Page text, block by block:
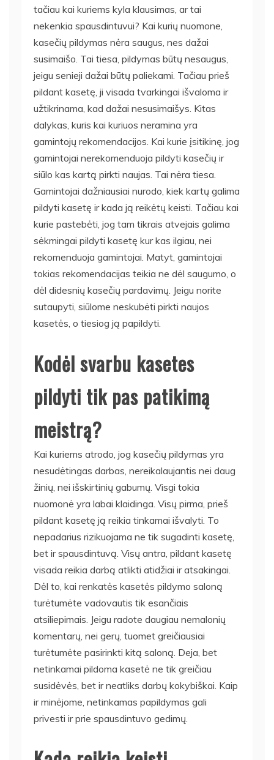
tačiau kai kuriems kyla klausimas, ar tai
nekenkia spausdintuvui? Kai kurių nuomone,
kasečių pildymas nėra saugus, nes dažai
susimaišo. Tai tiesa, pildymas būtų nesaugus,
jeigu senieji dažai būtų paliekami. Tačiau prieš
pildant kasetę, ji visada tvarkingai išvaloma ir
užtikrinama, kad dažai nesusimaišys. Kitas
dalykas, kuris kai kuriuos neramina yra
gamintojų rekomendacijos. Kai kurie įsitikinę, jog
gamintojai nerekomenduoja pildyti kasečių ir
siūlo kas kartą pirkti naujas. Tai nėra tiesa.
Gamintojai dažniausiai nurodo, kiek kartų galima
pildyti kasetę ir kada ją reikėtų keisti. Tačiau kai
kurie pastebėti, jog tam tikrais atvejais galima
sėkmingai pildyti kasetę kur kas ilgiau, nei
rekomenduoja gamintojai. Matyt, gamintojai
tokias rekomendacijas teikia ne dėl saugumo, o
dėl didesnių kasečių pardavimų. Jeigu norite
sutaupyti, siūlome neskubėti pirkti naujos
kasetės, o tiesiog ją papildyti.
Kodėl svarbu kasetes
pildyti tik pas patikimą
meistrą?
Kai kuriems atrodo, jog kasečių pildymas yra
nesudėtingas darbas, nereikalaujantis nei daug
žinių, nei išskirtinių gabumų. Visgi tokia
nuomonė yra labai klaidinga. Visų pirma, prieš
pildant kasetę ją reikia tinkamai išvalyti. To
nepadarius rizikuojama ne tik sugadinti kasetę,
bet ir spausdintuvą. Visų antra, pildant kasetę
visada reikia darbą atlikti atidžiai ir atsakingai.
Dėl to, kai renkatės kasetės pildymo saloną
turėtumėte vadovautis tik esančiais
atsiliepimais. Jeigu radote daugiau nemalonių
komentarų, nei gerų, tuomet greičiausiai
turėtumėte pasirinkti kitą saloną. Deja, bet
netinkamai pildoma kasetė ne tik greičiau
susidėvės, bet ir neatliks darbų kokybiškai. Kaip
ir minėjome, netinkamas papildymas gali
privesti ir prie spausdintuvo gedimų.